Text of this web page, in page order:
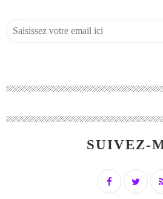
SUIVEZ-